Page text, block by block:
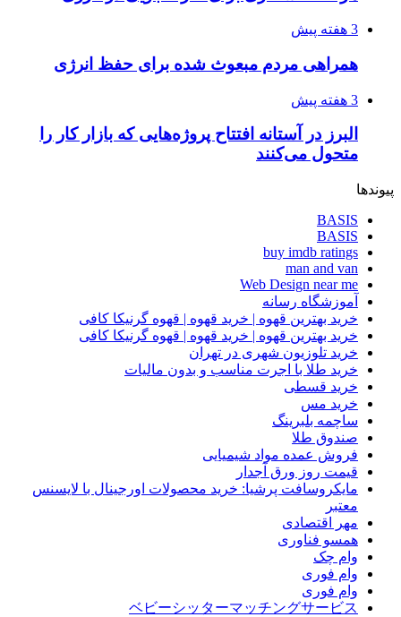
3 هفته پیش
همراهی مردم مبعوث شده برای حفظ انرژی
3 هفته پیش
البرز در آستانه افتتاح پروژه‌هایی که بازار کار را
متحول می‌کنند
پیوندها
BASIS
BASIS
buy imdb ratings
man and van
Web Design near me
آموزشگاه رسانه
خرید بهترین قهوه | خرید قهوه | قهوه گرنیکا کافی
خرید بهترین قهوه | خرید قهوه | قهوه گرنیکا کافی
خرید تلوزیون شهری در تهران
خرید طلا با اجرت مناسب و بدون مالیات
خرید قسطی
خرید مس
ساچمه بلبرینگ
صندوق طلا
فروش عمده مواد شیمیایی
قیمت روز ورق آجدار
مایکروسافت پرشیا: خرید محصولات اورجینال با لایسنس
معتبر
مهر اقتصادی
همسو فناوری
وام چک
وام فوری
وام فوری
ベビーシッターマッチングサービス